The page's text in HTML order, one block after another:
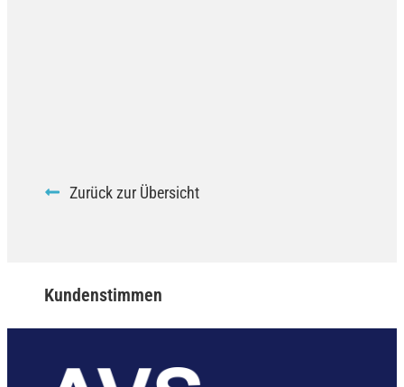
Zurück zur Übersicht
Kundenstimmen